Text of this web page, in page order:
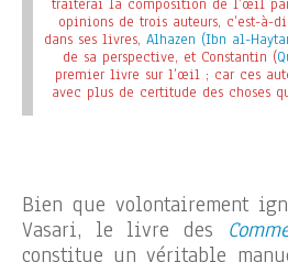
traiterai la composition de l’œil
opinions de trois auteurs, c’est-à-
dans ses livres, Alhazen (Ibn al-
de sa perspective, et Constantin (
premier livre sur l’œil ; car ces
avec plus de certitude des choses
Bien que volontairement
Vasari, le livre des
constitue un véritable